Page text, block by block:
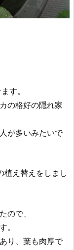
す。
の格好の隠れ家
が多いみたいで
植え替えをしまし
ので、
。
り、葉も肉厚で